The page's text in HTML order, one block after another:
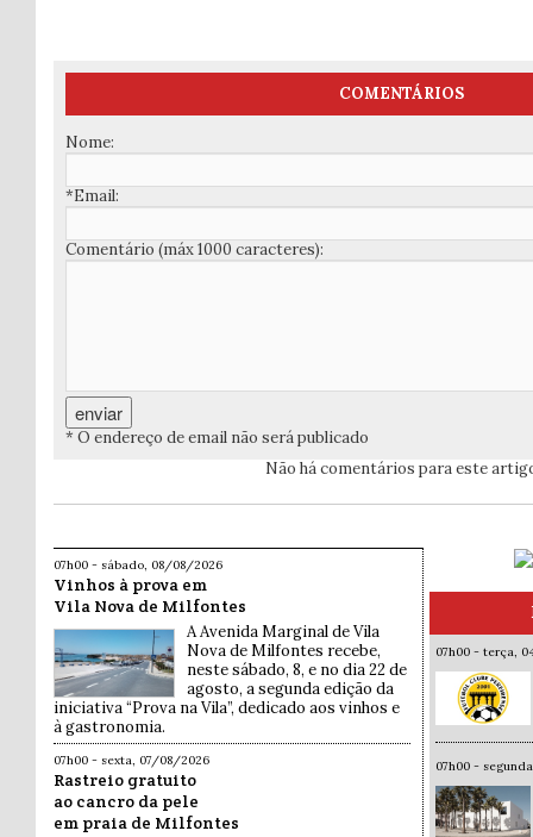
COMENTÁRIOS
Nome:
*Email:
Comentário (máx 1000 caracteres):
* O endereço de email não será publicado
Não há comentários para este
07h00 - sábado, 08/08/2026
Vinhos à prova em
Vila Nova de Milfontes
A Avenida Marginal de Vila
Nova de Milfontes recebe,
neste sábado, 8, e no dia 22 de
agosto, a segunda edição da
iniciativa “Prova na Vila”, dedicado aos vinhos e
à gastronomia.
07h00 - sexta, 07/08/2026
Rastreio gratuito
ao cancro da pele
em praia de Milfontes
07h00 - terça,
07h00 -